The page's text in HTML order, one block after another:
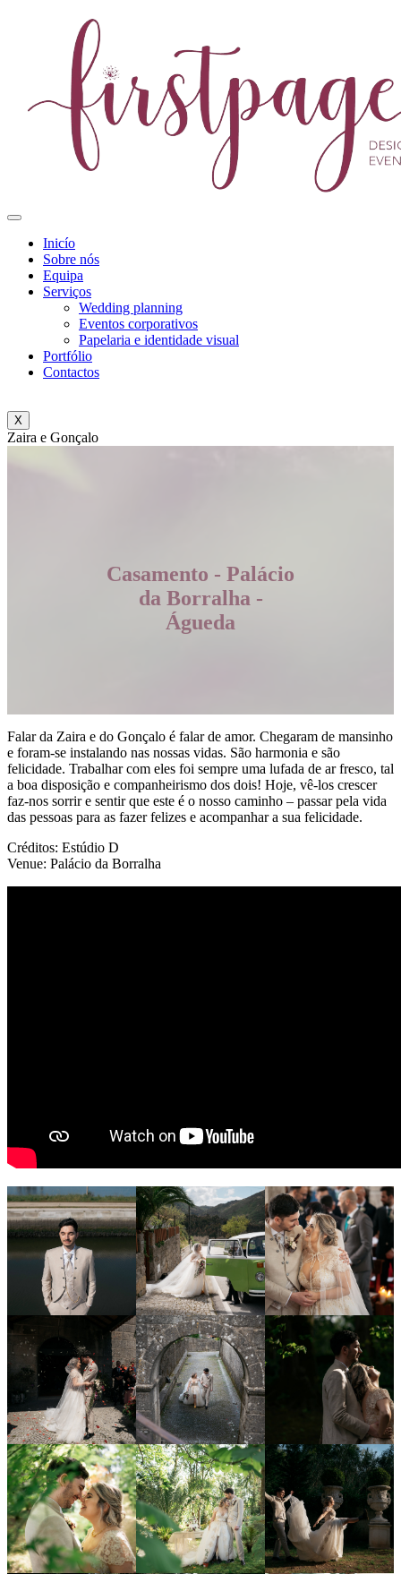
Inicío
Sobre nós
Equipa
Serviços
Wedding planning
Eventos corporativos
Papelaria e identidade visual
Portfólio
Contactos
X
Zaira e Gonçalo
Casamento - Palácio
da Borralha -
Águeda
Falar da Zaira e do Gonçalo é falar de amor. Chegaram de mansinho
e foram-se instalando nas nossas vidas. São harmonia e são
felicidade. Trabalhar com eles foi sempre uma lufada de ar fresco, tal
a boa disposição e companheirismo dos dois! Hoje, vê-los crescer
faz-nos sorrir e sentir que este é o nosso caminho – passar pela vida
das pessoas para as fazer felizes e acompanhar a sua felicidade.
Créditos: Estúdio D
Venue: Palácio da Borralha